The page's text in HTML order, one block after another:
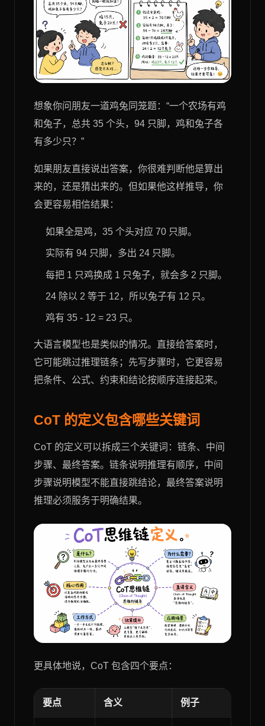
想象你问朋友一道鸡兔同笼题：“一个农场有鸡
和兔子，总共 35 个头，94 只脚，鸡和兔子各
有多少只？”
如果朋友直接说出答案，你很难判断他是算出
来的，还是猜出来的。但如果他这样推导，你
会更容易相信结果：
如果全是鸡，35 个头对应 70 只脚。
实际有 94 只脚，多出 24 只脚。
每把 1 只鸡换成 1 只兔子，就会多 2 只脚。
24 除以 2 等于 12，所以兔子有 12 只。
鸡有 35 - 12 = 23 只。
大语言模型也是类似的情况。直接给答案时，
它可能跳过推理链条；先写步骤时，它更容易
把条件、公式、约束和结论按顺序连接起来。
CoT 的定义包含哪些关键词
CoT 的定义可以拆成三个关键词：链条、中间
步骤、最终答案。链条说明推理有顺序，中间
步骤说明模型不能直接跳结论，最终答案说明
推理必须服务于明确结果。
更具体地说，CoT 包含四个要点：
要点 含义 例子